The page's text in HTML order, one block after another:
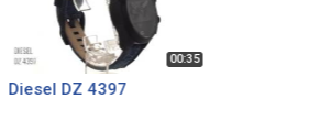
Diesel DZ 4397